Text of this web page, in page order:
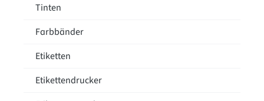
Tinten
Farbbänder
Etiketten
Etikettendrucker